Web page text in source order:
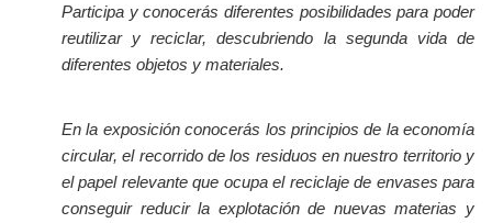
Participa y conocerás diferentes posibilidades para poder
reutilizar y reciclar, descubriendo la segunda vida de
diferentes objetos y materiales.
En la exposición conocerás los principios de la economía
circular, el recorrido de los residuos en nuestro territorio y
el papel relevante que ocupa el reciclaje de envases para
conseguir reducir la explotación de nuevas materias y